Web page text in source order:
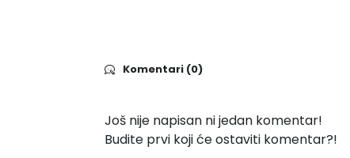
Komentari (0)
Još nije napisan ni jedan komentar!
Budite prvi koji će ostaviti komentar?!